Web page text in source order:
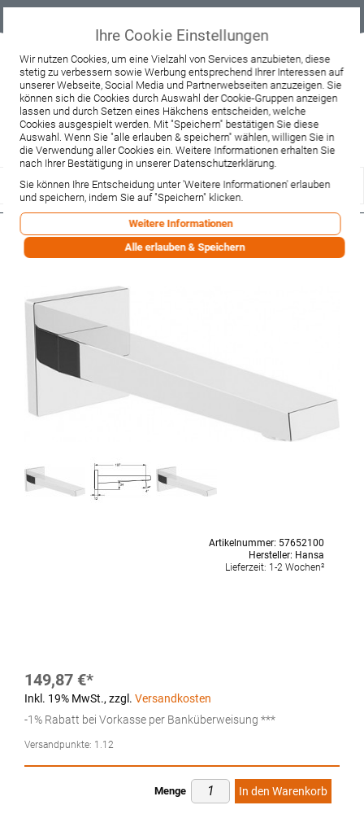
Beratung & Verkauf
+49 37467 66944
Montag - Freitag:
10:00 - 12:00 Uhr
13:00 - 16:00 Uhr
Samstag:
9:00 - 12:00 Uhr
Lieferzeitanfrage Widerruf
Hansa Wanneneinlauf Hansaloft
5765 verchromt (57652100)
Artikelnummer: 57652100
Hersteller: Hansa
Lieferzeit: 1-2 Wochen²
149,87 €
Inkl. 19% MwSt., zzgl. Versandkosten
-1% Rabatt bei Vorkasse per Banküberweisung ***
Versandpunkte: 1.12
Menge In den Warenkorb
Ihre Cookie Einstellungen
Wir nutzen Cookies, um eine Vielzahl von Services anzubieten, diese
stetig zu verbessern sowie Werbung entsprechend Ihrer Interessen auf
unserer Webseite, Social Media und Partnerwebseiten anzuzeigen. Sie
können sich die Cookies durch Auswahl der Cookie-Gruppen anzeigen
lassen und durch Setzen eines Häkchens entscheiden, welche
Cookies ausgespielt werden. Mit "Speichern" bestätigen Sie diese
Auswahl. Wenn Sie "alle erlauben & speichern" wählen, willigen Sie in
die Verwendung aller Cookies ein. Weitere Informationen erhalten Sie
nach Ihrer Bestätigung in unserer Datenschutzerklärung.
Sie können Ihre Entscheidung unter 'Weitere Informationen' erlauben
und speichern, indem Sie auf "Speichern" klicken.
Weitere Informationen
Alle erlauben & Speichern